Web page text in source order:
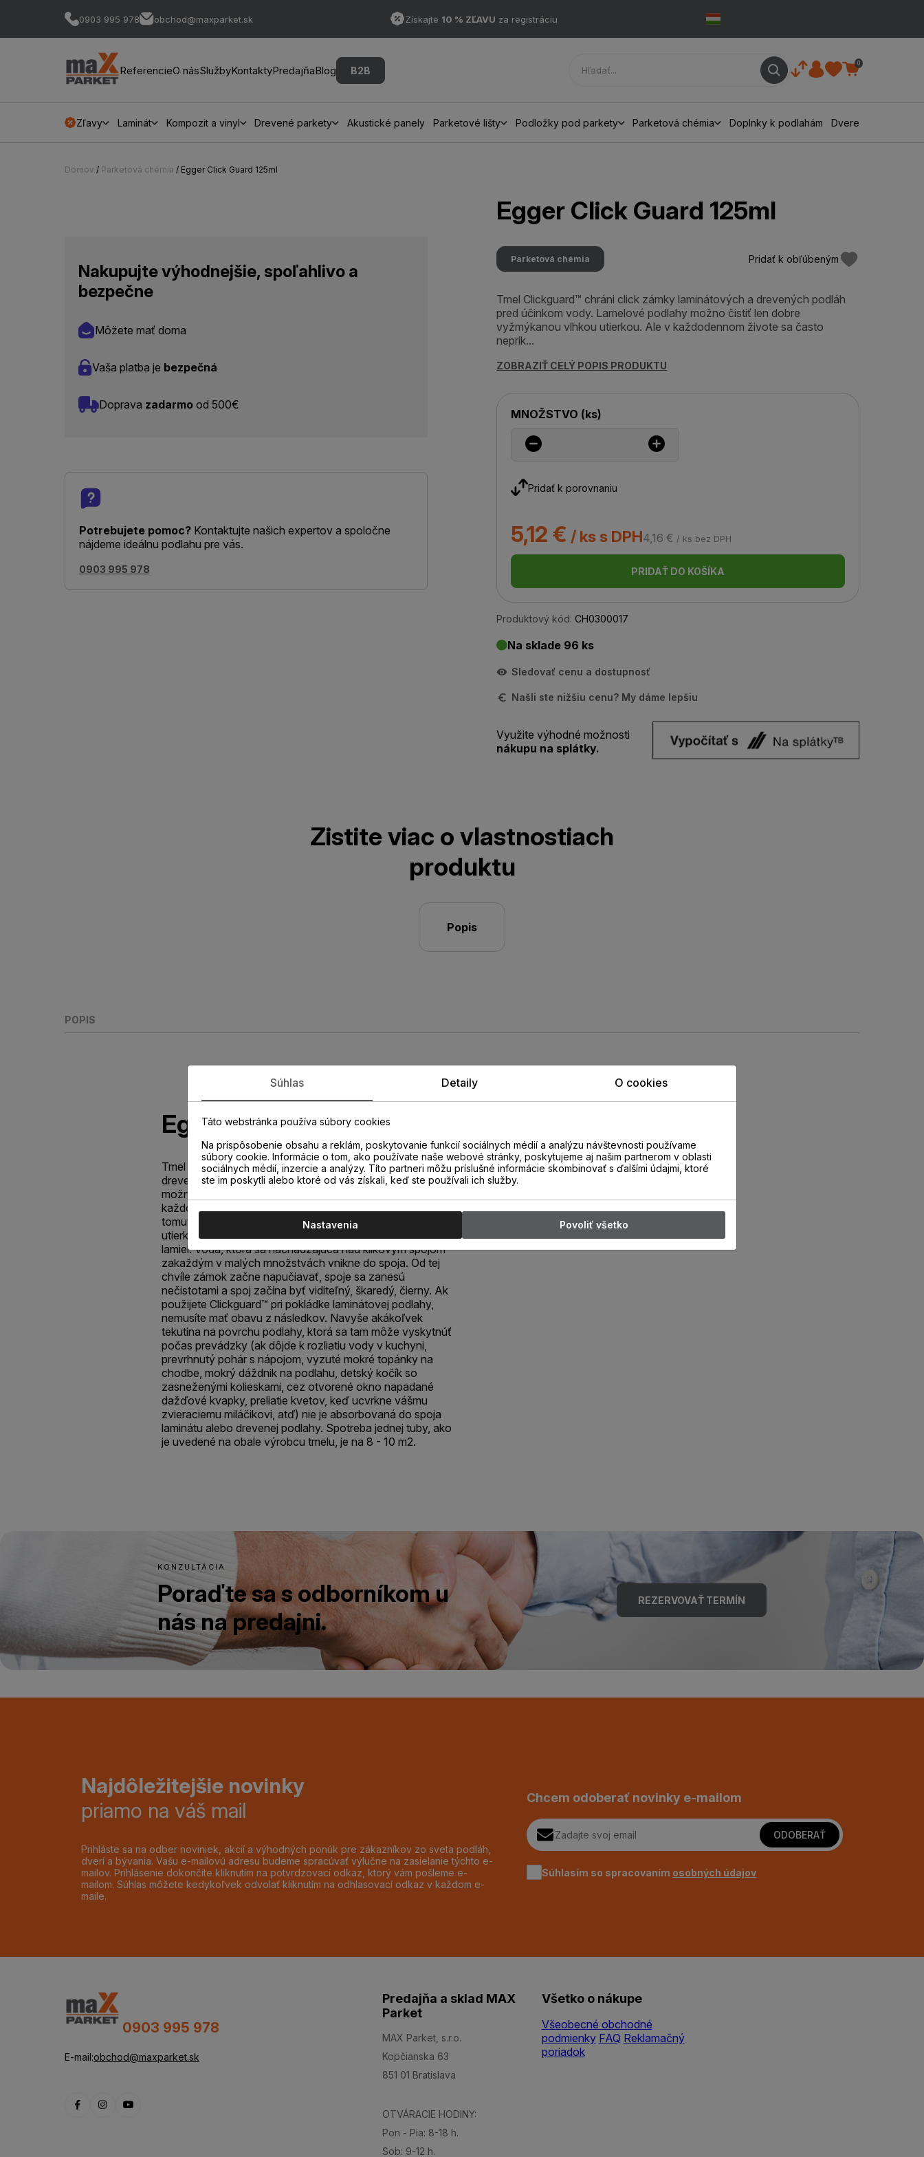
0903 995 978 obchod@maxparket.sk Získajte 10 % ZĽAVU za registráciu
ReferencieO násSlužbyKontaktyPredajňaBlog B2B
0
Zľavy Laminát Kompozit a vinyl Drevené parkety Akustické panely Parketové lišty Podložky pod parkety Parketová chémia Doplnky k podlahám Dvere
Domov / Parketová chémia / Egger Click Guard 125ml
Nakupujte výhodnejšie, spoľahlivo a
bezpečne
Môžete mať doma
Vaša platba je bezpečná
Doprava zadarmo od 500€
Potrebujete pomoc? Kontaktujte našich expertov a spoločne
nájdeme ideálnu podlahu pre vás.
0903 995 978
Egger Click Guard 125ml
Parketová chémia Pridať k obľúbeným
Tmel Clickguard™ chráni click zámky laminátových a drevených podláh
pred účinkom vody. Lamelové podlahy možno čistiť len dobre
vyžmýkanou vlhkou utierkou. Ale v každodennom živote sa často
neprik...
ZOBRAZIŤ CELÝ POPIS PRODUKTU
MNOŽSTVO (ks)
Pridať k porovnaniu
5,12 € / ks s DPH4,16 € / ks bez DPH
PRIDAŤ DO KOŠÍKA
Produktový kód: CH0300017
Na sklade 96 ks
Sledovať cenu a dostupnosť
Našli ste nižšiu cenu? My dáme lepšiu
Využite výhodné možnosti
nákupu na splátky.
Zistite viac o vlastnostiach
produktu
Popis
POPIS
Egger Click Guard 125ml
Tmel Clickguard™ chráni click zámky laminátových a
drevených podláh pred účinkom vody. Lamelové podlahy
možno čistiť len dobre vyžmýkanou vlhkou utierkou. Ale v
každodennom živote sa často neprikladá veľký význam
tomuto jednoduchému pravidlu. Podlahy sa čistia mokrou
utierkou alebo mopom, po ktorých zostáva voda na povrchu
lamiel. Voda, ktorá sa nachádzajúca nad klikovým spojom
zakaždým v malých množstvách vnikne do spoja. Od tej
chvíle zámok začne napučiavať, spoje sa zanesú
nečistotami a spoj začína byť viditeľný, škaredý, čierny. Ak
použijete Clickguard™ pri pokládke laminátovej podlahy,
nemusíte mať obavu z následkov. Navyše akákoľvek
tekutina na povrchu podlahy, ktorá sa tam môže vyskytnúť
počas prevádzky (ak dôjde k rozliatiu vody v kuchyni,
prevrhnutý pohár s nápojom, vyzuté mokré topánky na
chodbe, mokrý dáždnik na podlahu, detský kočík so
zasneženými kolieskami, cez otvorené okno napadané
dažďové kvapky, preliatie kvetov, keď ucvrkne vášmu
zvieraciemu miláčikovi, atď) nie je absorbovaná do spoja
laminátu alebo drevenej podlahy. Spotreba jednej tuby, ako
je uvedené na obale výrobcu tmelu, je na 8 - 10 m2.
KONZULTÁCIA
Poraďte sa s odborníkom u
nás na predajni.
REZERVOVAŤ TERMÍN
Najdôležitejšie novinky
priamo na váš mail
Prihláste sa na odber noviniek, akcií a výhodných ponúk pre zákazníkov zo sveta podláh,
dverí a bývania. Vašu e-mailovú adresu budeme spracúvať výlučne na zasielanie týchto e-
mailov. Prihlásenie dokončíte kliknutím na potvrdzovací odkaz, ktorý vám pošleme e-
mailom. Súhlas môžete kedykoľvek odvolať kliknutím na odhlasovací odkaz v každom e-
maile.
Chcem odoberať novinky e-mailom
ODOBERAŤ
Súhlasím so spracovaním osobných údajov
0903 995 978
E-mail:obchod@maxparket.sk
Predajňa a sklad MAX
Parket
MAX Parket, s.r.o.
Kopčianska 63
851 01 Bratislava
OTVÁRACIE HODINY:
Pon - Pia: 8-18 h.
Sob: 9-12 h.
Všetko o nákupe
Všeobecné obchodné
podmienky FAQ Reklamačný
poriadok
Súhlas Detaily O cookies
Táto webstránka používa súbory cookies
Na prispôsobenie obsahu a reklám, poskytovanie funkcií sociálnych médií a analýzu návštevnosti používame
súbory cookie. Informácie o tom, ako používate naše webové stránky, poskytujeme aj našim partnerom v oblasti
sociálnych médií, inzercie a analýzy. Títo partneri môžu príslušné informácie skombinovať s ďalšími údajmi, ktoré
ste im poskytli alebo ktoré od vás získali, keď ste používali ich služby.
Nastavenia Povoliť všetko